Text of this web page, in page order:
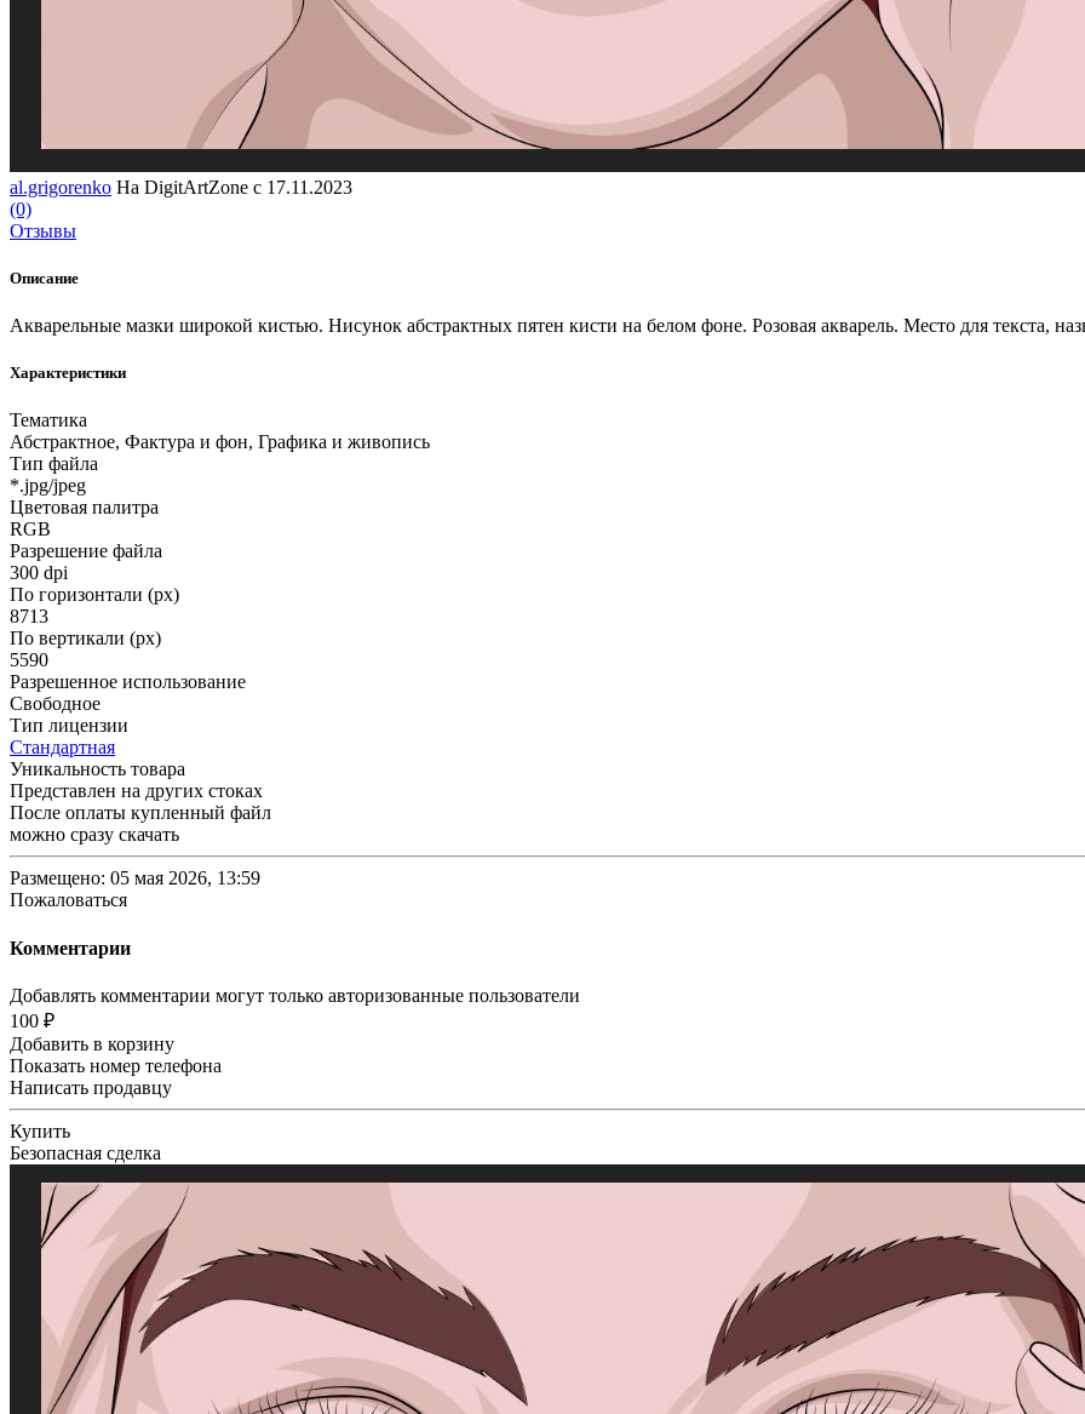
al.grigorenko На DigitArtZone с 17.11.2023
(0)
Отзывы
Описание
Акварельные мазки широкой кистью. Hисунок абстрактных пятен кисти на белом фоне. Розовая акварель. Место для текста,
Характеристики
Тематика
Абстрактное, Фактура и фон, Графика и живопись
Тип файла
*.jpg/jpeg
Цветовая палитра
RGB
Разрешение файла
300 dpi
По горизонтали (px)
8713
По вертикали (px)
5590
Разрешенное использование
Свободное
Тип лицензии
Стандартная
Уникальность товара
Представлен на других стоках
После оплаты купленный файл
можно сразу скачать
Размещено: 05 мая 2026, 13:59
Пожаловаться
Комментарии
Добавлять комментарии могут только авторизованные пользователи
100 ₽
Добавить в корзину
Показать номер телефона
Написать продавцу
Купить
Безопасная сделка